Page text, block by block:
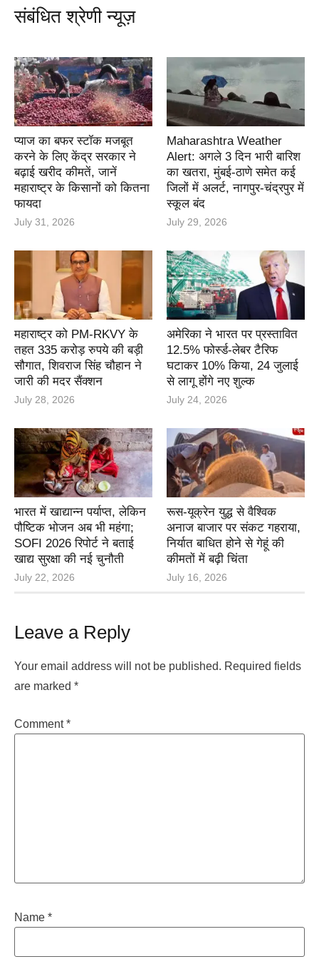
संबंधित श्रेणी न्यूज़
प्याज का बफर स्टॉक मजबूत
करने के लिए केंद्र सरकार ने
बढ़ाई खरीद कीमतें, जानें
महाराष्ट्र के किसानों को कितना
फायदा
July 31, 2026
Maharashtra Weather
Alert: अगले 3 दिन भारी बारिश
का खतरा, मुंबई-ठाणे समेत कई
जिलों में अलर्ट, नागपुर-चंद्रपुर में
स्कूल बंद
July 29, 2026
महाराष्ट्र को PM-RKVY के
तहत 335 करोड़ रुपये की बड़ी
सौगात, शिवराज सिंह चौहान ने
जारी की मदर सैंक्शन
July 28, 2026
अमेरिका ने भारत पर प्रस्तावित
12.5% फोर्स्ड-लेबर टैरिफ
घटाकर 10% किया, 24 जुलाई
से लागू होंगे नए शुल्क
July 24, 2026
भारत में खाद्यान्न पर्याप्त, लेकिन
पौष्टिक भोजन अब भी महंगा;
SOFI 2026 रिपोर्ट ने बताई
खाद्य सुरक्षा की नई चुनौती
July 22, 2026
रूस-यूक्रेन युद्ध से वैश्विक
अनाज बाजार पर संकट गहराया,
निर्यात बाधित होने से गेहूं की
कीमतों में बढ़ी चिंता
July 16, 2026
Leave a Reply
Your email address will not be published. Required fields
are marked *
Comment*
Name *